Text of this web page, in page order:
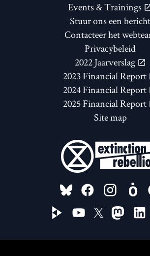
Events & Trainings
Stuur ons een bericht
Contacteer het
Privacybeleid
2022 Jaarverslag
2023 Financial Report
2024 Financial Report
2025 Financial Report
Site map
FOLLOW US